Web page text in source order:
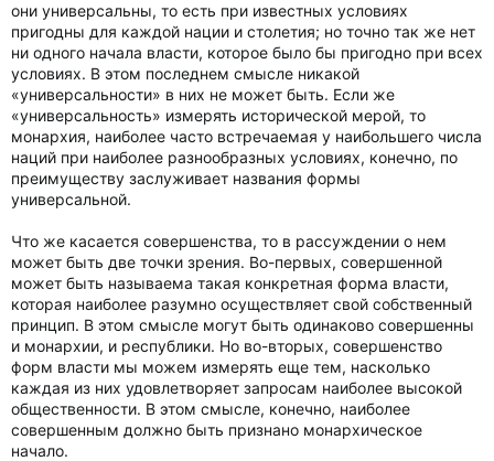
они универсальны, то есть при известных условиях
пригодны для каждой нации и столетия; но точно так же нет
ни одного начала власти, которое было бы пригодно при всех
условиях. В этом последнем смысле никакой
«универсальности» в них не может быть. Если же
«универсальность» измерять исторической мерой, то
монархия, наиболее часто встречаемая у наибольшего числа
наций при наиболее разнообразных условиях, конечно, по
преимуществу заслуживает названия формы
универсальной.
Что же касается совершенства, то в рассуждении о нем
может быть две точки зрения. Во-первых, совершенной
может быть называема такая конкретная форма власти,
которая наиболее разумно осуществляет свой собственный
принцип. В этом смысле могут быть одинаково совершенны
и монархии, и республики. Но во-вторых, совершенство
форм власти мы можем измерять еще тем, насколько
каждая из них удовлетворяет запросам наиболее высокой
общественности. В этом смысле, конечно, наиболее
совершенным должно быть признано монархическое
начало.